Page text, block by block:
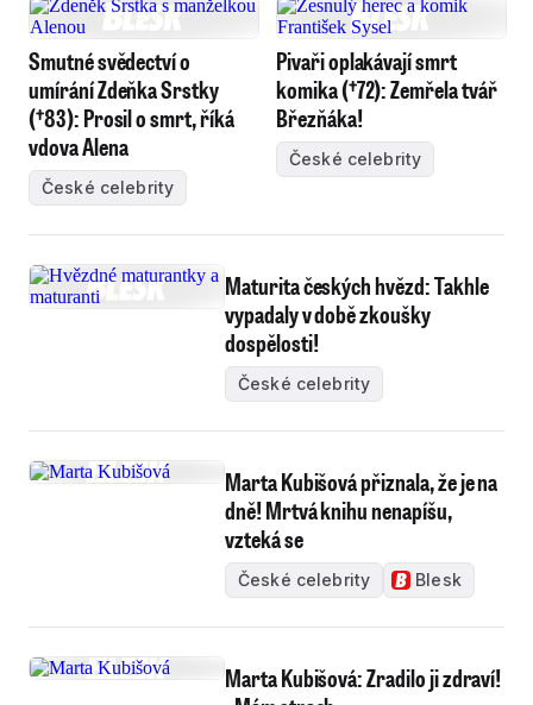
Smutné svědectví o
umírání Zdeňka Srstky
(†83): Prosil o smrt, říká
vdova Alena
České celebrity
Pivaři oplakávají smrt
komika (†72): Zemřela tvář
Březňáka!
České celebrity
Maturita českých hvězd: Takhle
vypadaly v době zkoušky
dospělosti!
České celebrity
Marta Kubišová přiznala, že je na
dně! Mrtvá knihu nenapíšu,
vzteká se
České celebrity Blesk
Marta Kubišová: Zradilo ji zdraví!